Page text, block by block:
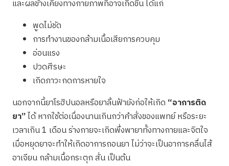
และผลข้างเคียงทางกายภาพที่อาจเกิดขึ้น ได้แก่
พูดไม่ชัด
การทำงานของกล้ามเนื้อเสียการควบคุม
อ่อนแรง
ปวดศีรษะ
เกิดภาวะกดการหายใจ
นอกจากนี้ยาโรฮิปนอลหรือยาลิ้นฟ้ายังก่อให้เกิด “อาการติด
ยา”ได้ หากใช้ต่อเนื่องนานเกินกว่าคำสั่งของแพทย์ หรือระยะ
เวลาเกิน 1 เดือน ร่างกายจะเกิดพึ่งพายาทั้งทางกายและจิตใจ
เมื่อหยุดยาจะทำให้เกิดอาการถอนยา ไม่ว่าจะเป็นอาการคลื่นไส้
อาเจียน กล้ามเนื้อกระตุก สั่น เป็นต้น